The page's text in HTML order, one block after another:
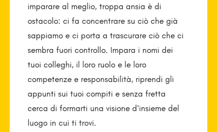
imparare al meglio, troppa ansia è di
ostacolo: ci fa concentrare su ciò che già
sappiamo e ci porta a trascurare ciò che ci
sembra fuori controllo. Impara i nomi dei
tuoi colleghi, il loro ruolo e le loro
competenze e responsabilità, riprendi gli
appunti sui tuoi compiti e senza fretta
cerca di formarti una visione d’insieme del
luogo in cui ti trovi.